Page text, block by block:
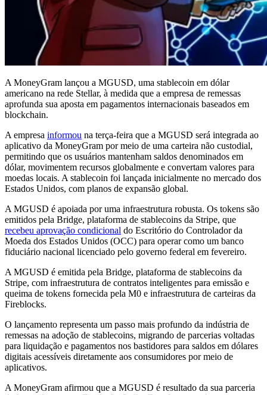
A MoneyGram lançou a MGUSD, uma stablecoin em dólar
americano na rede Stellar, à medida que a empresa de remessas
aprofunda sua aposta em pagamentos internacionais baseados em
blockchain.
A empresa informou na terça-feira que a MGUSD será integrada ao
aplicativo da MoneyGram por meio de uma carteira não custodial,
permitindo que os usuários mantenham saldos denominados em
dólar, movimentem recursos globalmente e convertam valores para
moedas locais. A stablecoin foi lançada inicialmente no mercado dos
Estados Unidos, com planos de expansão global.
A MGUSD é apoiada por uma infraestrutura robusta. Os tokens são
emitidos pela Bridge, plataforma de stablecoins da Stripe, que
recebeu aprovação condicional do Escritório do Controlador da
Moeda dos Estados Unidos (OCC) para operar como um banco
fiduciário nacional licenciado pelo governo federal em fevereiro.
A MGUSD é emitida pela Bridge, plataforma de stablecoins da
Stripe, com infraestrutura de contratos inteligentes para emissão e
queima de tokens fornecida pela M0 e infraestrutura de carteiras da
Fireblocks.
O lançamento representa um passo mais profundo da indústria de
remessas na adoção de stablecoins, migrando de parcerias voltadas
para liquidação e pagamentos nos bastidores para saldos em dólares
digitais acessíveis diretamente aos consumidores por meio de
aplicativos.
A MoneyGram afirmou que a MGUSD é resultado da sua parceria